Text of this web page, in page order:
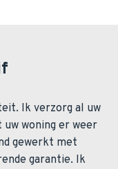
Ik verzorg al uw
woning er weer
gewerkt met
garantie. Ik